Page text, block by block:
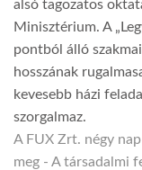
alsó tagozatos
Minisztérium. A
pontból álló
hosszának
kevesebb házi
szorgalmaz.
A FUX Zrt. négy
meg - A társadalmi